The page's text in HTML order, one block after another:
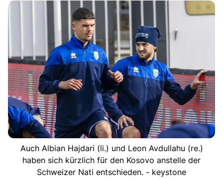
Auch Albian Hajdari (li.) und Leon Avdullahu (re.)
haben sich kürzlich für den Kosovo anstelle der
Schweizer Nati entschieden. - keystone